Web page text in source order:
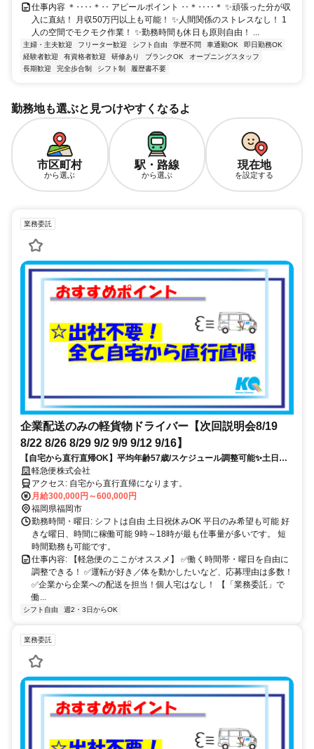
仕事内容 ＊‥‥＊‥ アピールポイント ‥＊‥‥＊ ✨頑張った分が収
入に直結！ 月収50万円以上も可能！ ✨人間関係のストレスなし！ 1
人の空間でモクモク作業！ ✨勤務時間も休日も原則自由！ ...
主婦・主夫歓迎 フリーター歓迎 シフト自由 学歴不問 車通勤OK
即日勤務OK
経験者歓迎
有資格者歓迎 研修あり ブランクOK
オープニングスタッフ
長期歓迎
完全歩合制 シフト制 履歴書不要
勤務地も選ぶと見つけやすくなるよ
市区町村
から選ぶ
駅・路線
から選ぶ
現在地
を設定する
業務委託
企業配送のみの軽貨物ドライバー【次回説明会8/19
8/22 8/26 8/29 9/2 9/9 9/12 9/16】
【自宅から直行直帰OK】平均年齢57歳/スケジュール調整可能✨土日祝
休みOK /企業間の配送のみで個人宅配送なし！
軽急便株式会社
アクセス: 自宅から直行直帰になります。
月給300,000円～600,000円
福岡県福岡市
勤務時間・曜日: シフトは自由 土日祝休みOK 平日のみ希望も可能 好
きな曜日、時間に稼働可能 9時～18時が最も仕事量が多いです。 短
時間勤務も可能です。
仕事内容: 【軽急便のここがオススメ】 ✅働く時間帯・曜日を自由に
調整できる！ ✅運転が好き／体を動かしたいなど、応募理由は多数！
✅企業から企業への配送を担当！個人宅はなし！ 【「業務委託」で
働...
シフト自由 週2・3日からOK
業務委託